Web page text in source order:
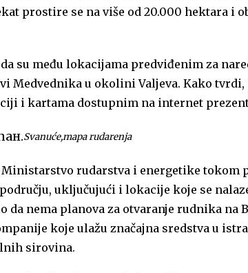
prostire se na više od 20.000 hektara i
su među lokacijama predviđenim za
Medvednika u okolini Valjeva. Kako
i kartama dostupnim na internet
Svanuće,mapa rudarenja
Ministarstvo rudarstva i energetike tokom
uključujući i lokacije koje se
da nema planova za otvaranje rudnika na
koje ulažu značajna sredstva u
sirovina.